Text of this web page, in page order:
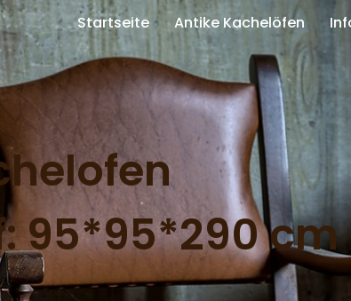
Startseite Antike Kachelöfen
95*95*290 cm